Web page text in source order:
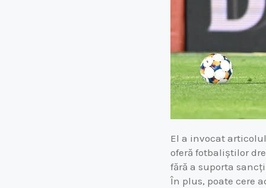
El a invocat
oferă fotbaliștilor
fără a suporta
În plus, poate cere